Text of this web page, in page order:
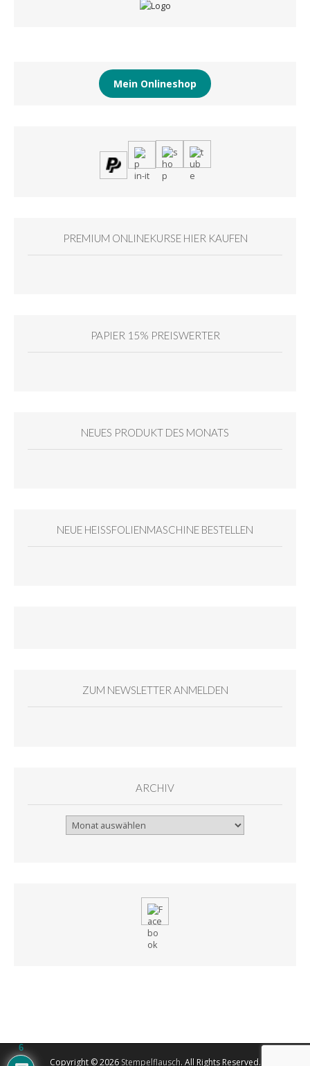
Mein Onlineshop
PREMIUM ONLINEKURSE HIER KAUFEN
PAPIER 15% PREISWERTER
NEUES PRODUKT DES MONATS
NEUE HEISSFOLIENMASCHINE BESTELLEN
ZUM NEWSLETTER ANMELDEN
ARCHIV
Archiv
Copyright © 2026Stempelflausch. All Rights Reserved.
6